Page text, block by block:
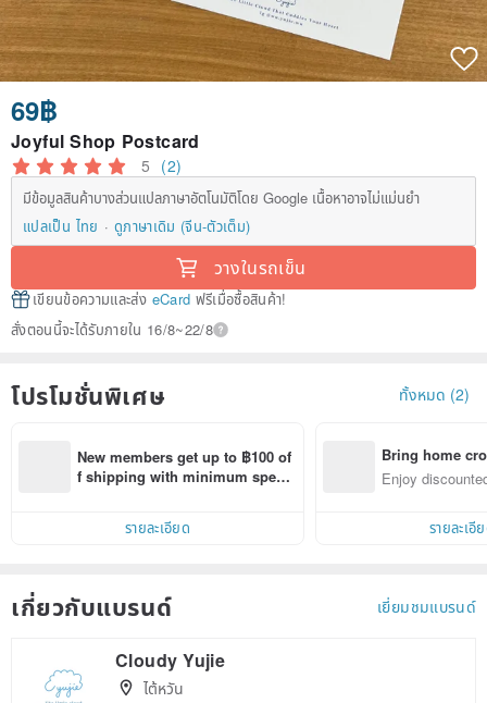
69฿
Joyful Shop Postcard
5 (2)
มีข้อมูลสินค้าบางส่วนแปลภาษาอัตโนมัติโดย Google เนื้อหาอาจไม่แม่นยำ
แปลเป็น ไทย
ดูภาษาเดิม (จีน-ตัวเต็ม)
วางในรถเข็น
เขียนข้อความและส่ง eCard ฟรีเมื่อซื้อสินค้า!
สั่งตอนนี้จะได้รับภายใน 16/8~22/8
โปรโมชั่นพิเศษ ทั้งหมด (2)
New members get up to ฿100 of
f shipping with minimum spen
รายละเอียด
Bring home
n with ease
Enjoy
รายละเอี
เกี่ยวกับแบรนด์ เยี่ยมชมแบรนด์
Cloudy Yujie
ไต้หวัน